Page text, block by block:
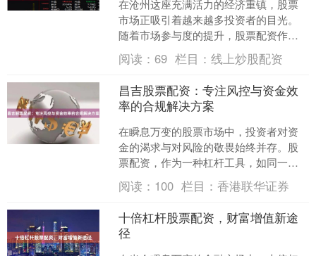
在沧州这座充满活力的经济重镇，股票
市场正吸引着越来越多投资者的目光。
随着市场参与度的提升，股票配资作为
一种资金杠杆工具，也逐渐进入投资者
的视野。然而，如何在追求....
阅读：69 栏目：线上炒股配资
昌吉股票配资：专注风控与资金效
率的合规解决方案
在瞬息万变的股票市场中，投资者对资
金的渴求与对风险的敬畏始终并存。股
票配资，作为一种杠杆工具，如同一把
双刃剑，既能放大收益，也可能加剧亏
损。在这一背景下，昌吉股....
阅读： 100 栏目： 香港联华证券
十倍杠杆股票配资，财富增值新途
径